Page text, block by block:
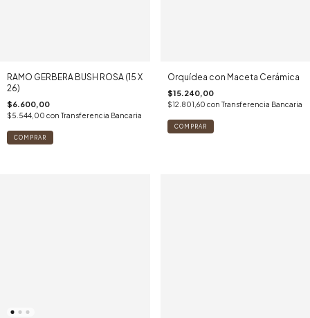
RAMO GERBERA BUSH ROSA (15 X
26)
$6.600,00
$5.544,00 con Transferencia Bancaria
Orquídea con Maceta Cerámica
$15.240,00
$12.801,60 con Transferencia Bancaria